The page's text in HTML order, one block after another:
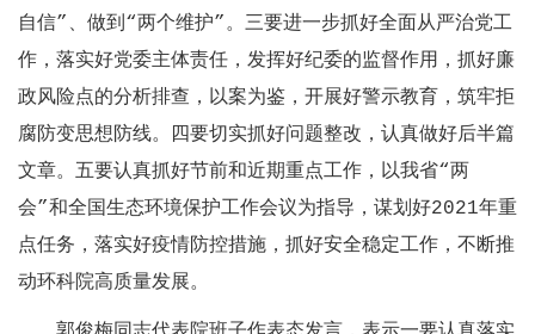
自信”、做到“两个维护”。三要进一步抓好全面从严治党工
作，落实好党委主体责任，发挥好纪委的监督作用，抓好廉
政风险点的分析排查，以案为鉴，开展好警示教育，筑牢拒
腐防变思想防线。四要切实抓好问题整改，认真做好后半篇
文章。五要认真抓好节前和近期重点工作，以我省“两
会”和全国生态环境保护工作会议为指导，谋划好2021年重
点任务，落实好疫情防控措施，抓好安全稳定工作，不断推
动环科院高质量发展。